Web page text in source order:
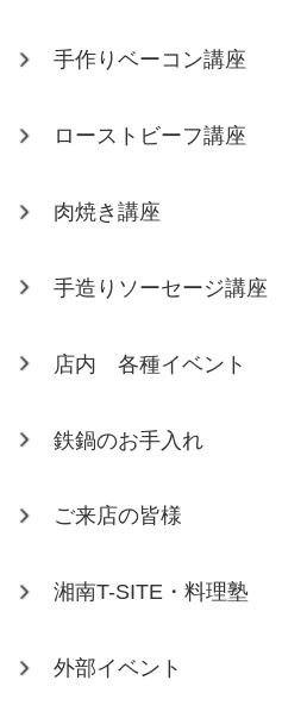
手作りベーコン講座
ローストビーフ講座
肉焼き講座
手造りソーセージ講座
店内 各種イベント
鉄鍋のお手入れ
ご来店の皆様
湘南T-SITE・料理塾
外部イベント